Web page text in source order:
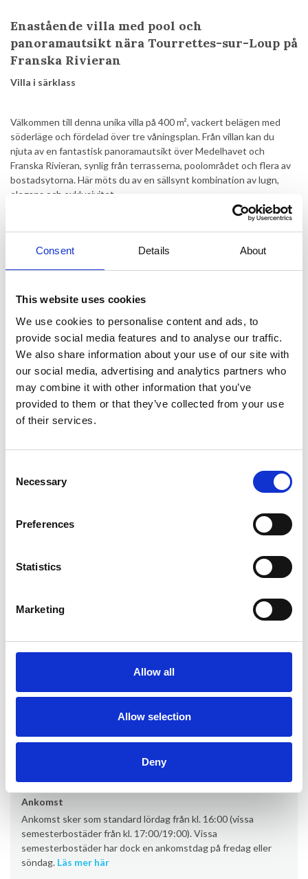
Consent Details About
This website uses cookies
We use cookies to personalise content and ads, to
provide social media features and to analyse our traffic.
We also share information about your use of our site with
our social media, advertising and analytics partners who
may combine it with other information that you’ve
provided to them or that they’ve collected from your use
of their services.
Selection
Necessary
Preferences
Statistics
Marketing
Allow all
Allow selection
Deny
Enastående villa med pool och
panoramautsikt nära Tourrettes-sur-Loup på
Franska Rivieran
Villa i särklass
Välkommen till denna unika villa på 400 m², vackert belägen med
söderläge och fördelad över tre våningsplan. Från villan kan du
njuta av en fantastisk panoramautsikt över Medelhavet och
Franska Rivieran, synlig från terrasserna, poolområdet och flera av
bostadsytorna. Här möts du av en sällsynt kombination av lugn,
elegans och exklusivitet.
Fastigheten är designad för stora familjer eller grupper som söker
gott om utrymme, komfort och avskildhet, och erbjuder totalt 7
stilfulla sovrum, 6 badrum samt en gästtoalett.
Villan ligger på en vacker tomt om 4 000 m² med flera rymliga
du den perfekta miljön för avkopplande semesterdagar under den
azurblå himlen.
Endast 1 km från den charmiga medeltidsbyn Tourrettes-sur-Loup
– utsedd till “Alpes-Maritimes favoritby” 2023 – har du ett perfekt
läge för att uppleva det bästa av Côte d’Azur. Utforska de smala
kullerstensgatorna, lokala hantverkare och områdets många
välrenommerade restauranger.
Villan är utformad med fokus på komfort och flexibilitet för större
• Stor privat swimmingpool
Sovrum och badrum är utformade som privata sviter, de flesta med
Villa La Vie en Rose är det perfekta valet för gäster som söker en
omgivningar och en av de vackraste utsikterna på Rivieran.
Information om uthyrning
Kontor
Ankomst
Ankomst sker som standard lördag från kl. 16:00 (vissa
semesterbostäder från kl. 17:00/19:00). Vissa
semesterbostäder har dock en ankomstdag på fredag eller
söndag. Läs mer här